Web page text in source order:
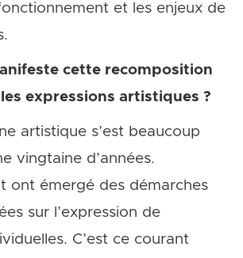
et les enjeux de
cette recomposition
expressions artistiques ?
artistique s’est beaucoup
vingtaine d’années.
ont émergé des démarches
sur l’expression de
C’est ce courant